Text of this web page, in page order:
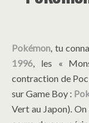
Pokémon, tu
1996, les «
contraction de
sur Game Boy :
Vert au Japon).